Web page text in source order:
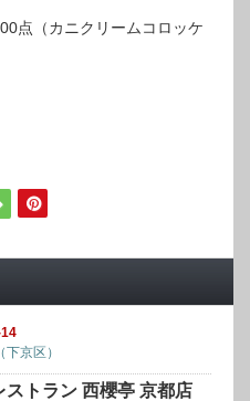
点（カニクリームコロッケ
京区）
ストラン 西櫻亭 京都店